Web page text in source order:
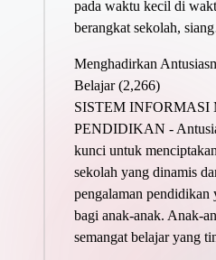
pada waktu kecil di
berangkat sekolah,
Menghadirkan
Belajar (2,266)
SISTEM INFORMASI
PENDIDIKAN -
kunci untuk
sekolah yang dinamis
pengalaman pendidikan
bagi anak-anak. Anak-
semangat belajar yang